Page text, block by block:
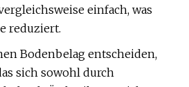
einfach, was
reduziert.
Bodenbelag entscheiden,
sich sowohl durch